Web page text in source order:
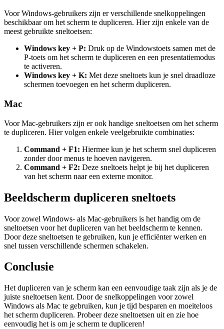
Voor Windows-gebruikers zijn er verschillende snelkoppelingen
beschikbaar om het scherm te dupliceren. Hier zijn enkele van de
meest gebruikte sneltoetsen:
Windows key + P: Druk op de Windowstoets samen met de
P-toets om het scherm te dupliceren en een presentatiemodus
te activeren.
Windows key + K: Met deze sneltoets kun je snel draadloze
schermen toevoegen en het scherm dupliceren.
Mac
Voor Mac-gebruikers zijn er ook handige sneltoetsen om het scherm
te dupliceren. Hier volgen enkele veelgebruikte combinaties:
Command + F1: Hiermee kun je het scherm snel dupliceren
zonder door menus te hoeven navigeren.
Command + F2: Deze sneltoets helpt je bij het dupliceren
van het scherm naar een externe monitor.
Beeldscherm dupliceren sneltoets
Voor zowel Windows- als Mac-gebruikers is het handig om de
sneltoetsen voor het dupliceren van het beeldscherm te kennen.
Door deze sneltoetsen te gebruiken, kun je efficiënter werken en
snel tussen verschillende schermen schakelen.
Conclusie
Het dupliceren van je scherm kan een eenvoudige taak zijn als je de
juiste sneltoetsen kent. Door de snelkoppelingen voor zowel
Windows als Mac te gebruiken, kun je tijd besparen en moeiteloos
het scherm dupliceren. Probeer deze sneltoetsen uit en zie hoe
eenvoudig het is om je scherm te dupliceren!